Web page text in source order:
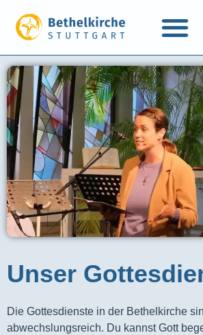
Unser
Die Gottesdienste in der Bethelkirche
abwechslungsreich. Du kannst Gott